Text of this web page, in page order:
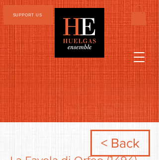
SUPPORT US
< Back